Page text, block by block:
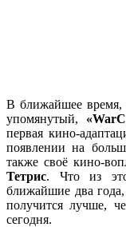
В ближайшее время,
упомянутый,
первая кино-
появлении на
также своё кино-
Тетрис. Что из
ближайшие два года,
получится лучше,
сегодня.